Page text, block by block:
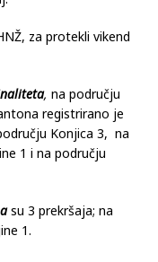
izvršen je pretres
izuzeto;opojna
digitalne vage i
za protekli vikend
na području
Konjica 3, na
1 i na području